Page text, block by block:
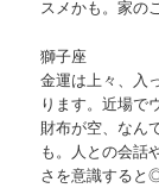
スメかも。家の
獅子座
金運は上々、入
ります。近場で
財布が空、なん
も。人との会話
さを意識すると◎